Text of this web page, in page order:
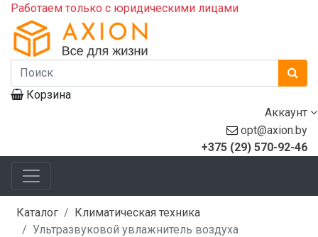
Работаем только с юридическими лицами
Корзина
Аккаунт
opt@axion.by
+375 (29) 570-92-46
Каталог
Климатическая техника
Ультразвуковой увлажнитель воздуха